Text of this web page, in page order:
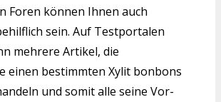
Foren können Ihnen auch
sein. Auf Testportalen
mehrere Artikel, die
einen bestimmten Xylit bonbons
und somit alle seine Vor-